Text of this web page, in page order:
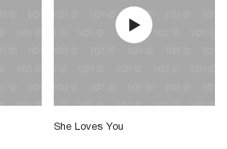
She Loves You